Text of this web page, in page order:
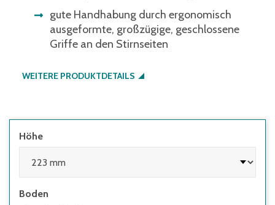
gute Handhabung durch ergonomisch
ausgeformte, großzügige, geschlossene
Griffe an den Stirnseiten
WEITERE PRODUKTDETAILS
Höhe
Boden